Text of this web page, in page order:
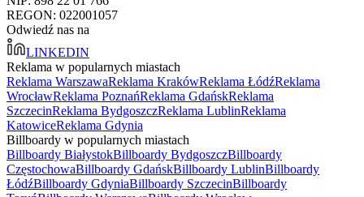
REGON: 022001057
Odwiedź nas na
LINKEDIN
Reklama w popularnych miastach
Reklama WarszawaReklama KrakówReklama ŁódźReklama
WrocławReklama PoznańReklama GdańskReklama
SzczecinReklama BydgoszczReklama LublinReklama
KatowiceReklama Gdynia
Billboardy w popularnych miastach
Billboardy BiałystokBillboardy BydgoszczBillboardy
CzęstochowaBillboardy GdańskBillboardy LublinBillboardy
ŁódźBillboardy GdyniaBillboardy SzczecinBillboardy